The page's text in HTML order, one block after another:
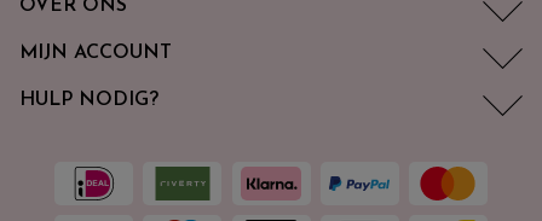
OVER ONS
MIJN ACCOUNT
HULP NODIG?